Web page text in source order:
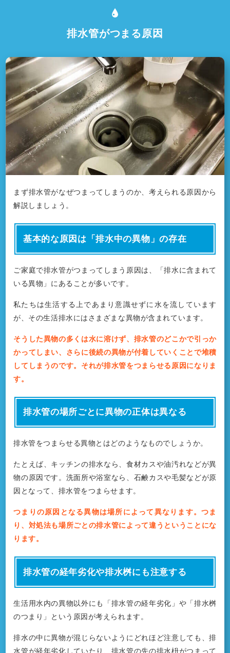
排水管がつまる原因
まず排水管がなぜつまってしまうのか、考えられる原因から
解説しましょう。
基本的な原因は「排水中の異物」の存在
ご家庭で排水管がつまってしまう原因は、「排水に含まれて
いる異物」にあることが多いです。
私たちは生活する上であまり意識せずに水を流しています
が、その生活排水にはさまざまな異物が含まれています。
そうした異物の多くは水に溶けず、排水管のどこかで引っか
かってしまい、さらに後続の異物が付着していくことで堆積
してしまうのです。それが排水管をつまらせる原因になりま
す。
排水管の場所ごとに異物の正体は異なる
排水管をつまらせる異物とはどのようなものでしょうか。
たとえば、キッチンの排水なら、食材カスや油汚れなどが異
物の原因です。洗面所や浴室なら、石鹸カスや毛髪などが原
因となって、排水管をつまらせます。
つまりの原因となる異物は場所によって異なります。つま
り、対処法も場所ごとの排水管によって違うということにな
ります。
排水管の経年劣化や排水桝にも注意する
生活用水内の異物以外にも「排水管の経年劣化」や「排水桝
のつまり」という原因が考えられます。
排水の中に異物が混じらないようにどれほど注意しても、排
水管が経年劣化していたり、排水管の先の排水枡がつまって